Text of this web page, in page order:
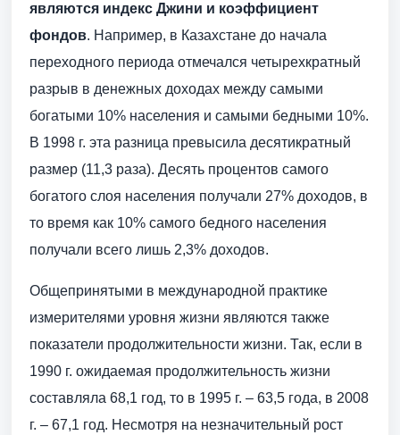
являются индекс Джини и коэффициент
фондов. Например, в Казахстане до начала
переходного периода отмечался четырехкратный
разрыв в денежных доходах между самыми
богатыми 10% населения и самыми бедными 10%.
В 1998 г. эта разница превысила десятикратный
размер (11,3 раза). Десять процентов самого
богатого слоя населения получали 27% доходов, в
то время как 10% самого бедного населения
получали всего лишь 2,3% доходов.
Общепринятыми в международной практике
измерителями уровня жизни являются также
показатели продолжительности жизни. Так, если в
1990 г. ожидаемая продолжительность жизни
составляла 68,1 год, то в 1995 г. – 63,5 года, в 2008
г. – 67,1 год. Несмотря на незначительный рост